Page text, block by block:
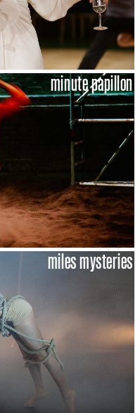
minute papillon
miles mysteries